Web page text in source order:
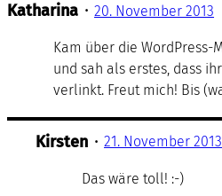
Katharina • 20. November 2013
Kam über die
und sah als erstes, dass
verlinkt. Freut mich! Bis
Kirsten • 21. November 2013
Das wäre toll! :-)